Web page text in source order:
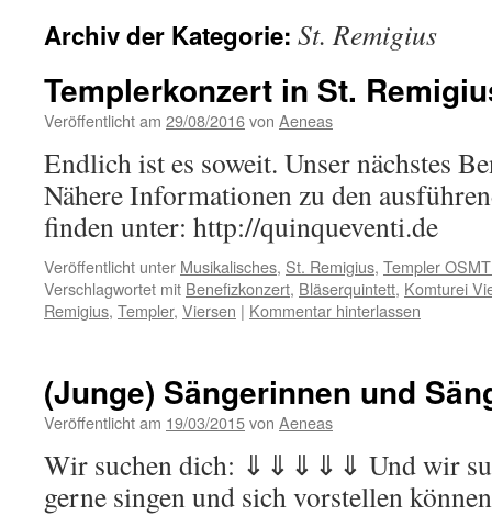
Archiv der Kategorie: St. Remigius
Templerkonzert in St.
Veröffentlicht am 29/08/2016von Aeneas
Endlich ist es soweit. Unser nächstes
Nähere Informationen zu den
finden unter: http://quinqueventi.de
Veröffentlicht unter Musikalisches, St. Remigius, Templer
Verschlagwortet mit Benefizkonzert, Bläserquintett, Komturei
Remigius, Templer, Viersen | Kommentar hinterlassen
(Junge) Sängerinnen und
Veröffentlicht am 19/03/2015von Aeneas
Wir suchen dich: ⇓⇓⇓⇓⇓ Und wir
gerne singen und sich vorstellen